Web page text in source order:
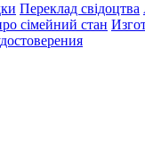
Переклад свідоцтва
сімейний стан